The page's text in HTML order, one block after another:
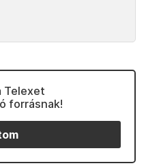
Telexet
forrásnak!